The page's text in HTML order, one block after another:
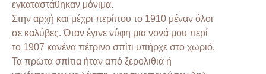
εγκαταστάθηκαν μόνιμα.
Στην αρχή και μέχρι περίπου το 1910 μέναν όλοι
σε καλύβες. Όταν έγινε νύφη μια νονά μου περί
το 1907 κανένα πέτρινο σπίτι υπήρχε στο χωριό.
Τα πρώτα σπίτια ήταν από ξερολιθιά ή